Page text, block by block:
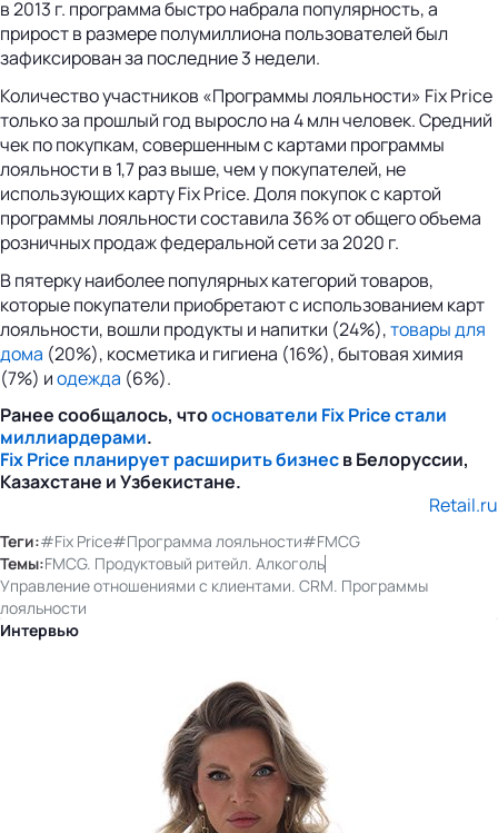
в 2013 г. программа быстро набрала популярность, а
прирост в размере полумиллиона пользователей был
зафиксирован за последние 3 недели.
Количество участников «Программы лояльности» Fix Price
только за прошлый год выросло на 4 млн человек. Средний
чек по покупкам, совершенным с картами программы
лояльности в 1,7 раз выше, чем у покупателей, не
использующих карту Fix Price. Доля покупок с картой
программы лояльности составила 36% от общего объема
розничных продаж федеральной сети за 2020 г.
В пятерку наиболее популярных категорий товаров,
которые покупатели приобретают с использованием карт
лояльности, вошли продукты и напитки (24%),товары для
дома (20%), косметика и гигиена (16%), бытовая химия
(7%) иодежда (6%).
Ранее сообщалось, чтооснователи Fix Price стали
миллиардерами.
Fix Price планирует расширить бизнесв Белоруссии,
Казахстане и Узбекистане.
Retail.ru
Теги:#Fix Price#Программа лояльности#FMCG
Темы:FMCG. Продуктовый ритейл. Алкоголь
Управление отношениями с клиентами. CRM. Программы
лояльности
Интервью